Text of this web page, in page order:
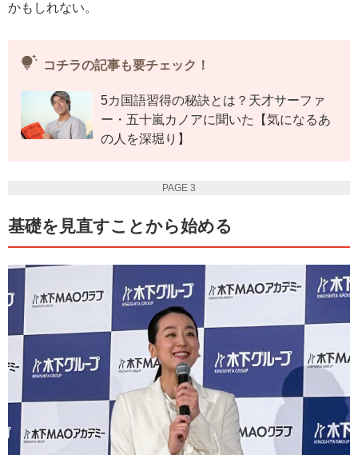
かもしれない。
tips_and_updates コチラの記事も要チェック！
5カ国語習得の秘訣とは？天才サーファ
ー・五十嵐カノアに聞いた【気になるあ
の人を深堀り】
PAGE 3
基礎を見直すことから始める